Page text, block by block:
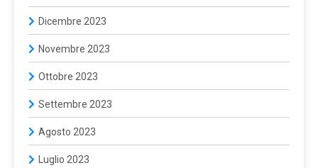
Dicembre 2023
Novembre 2023
Ottobre 2023
Settembre 2023
Agosto 2023
Luglio 2023